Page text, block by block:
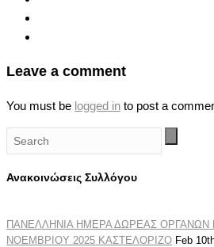
Leave a comment
You must be logged in to post a
Ανακοινώσεις Συλλόγου
ΠΑΝΕΛΛΗΝΙΑ ΗΜΕΡΑ ΔΩΡΕΑΣ ΟΡΓΑΝΩΝ
ΝΟΕΜΒΡΙΟΥ 2025 ΚΑΣΤΕΛΟΡΙΖΟ Feb